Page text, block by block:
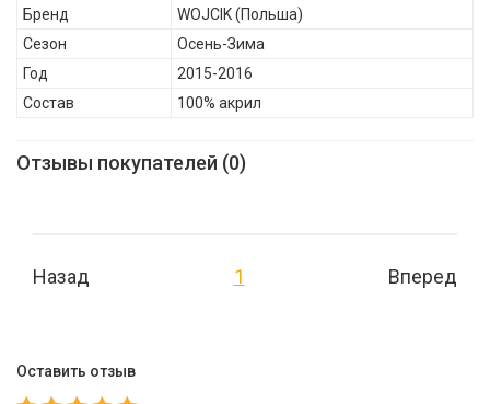
внимания к деталям" и есть отличительная особенность
продуктов ТМ Wojcik Fashion Group., WOJCIK Комплект шапка и
шарф для мальчика Kompl-38 , Осень-Зима, Состав: 100%
акрил
Бренд
WOJCIK(Польша)
Сезон
Осень-Зима
Год
2015-2016
Состав
100% акрил
Отзывы покупателей (0)
Назад 1 Вперед
Оставить отзыв